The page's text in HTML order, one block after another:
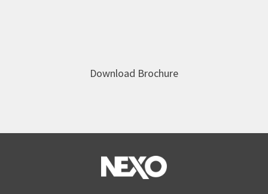
Download Brochure